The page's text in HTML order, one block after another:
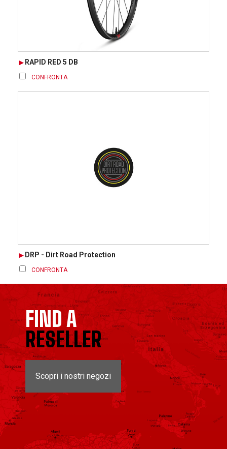
RAPID RED 5 DB
CONFRONTA
DRP - Dirt Road Protection
CONFRONTA
FIND A
RESELLER
Scopri i nostri negozi